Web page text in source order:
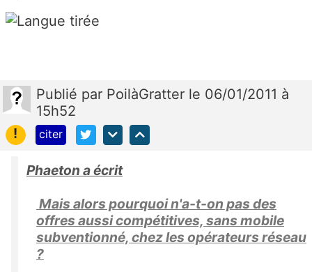
Publié par PoilàGratter le 06/01/2011 à
15h52
!
citer
Phaeton a écrit
Mais alors pourquoi n'a-t-on pas des
offres aussi compétitives, sans mobile
subventionné, chez les opérateurs réseau
?